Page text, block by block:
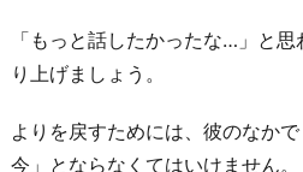
「もっと話したかったな…」と
り上げましょう。
よりを戻すためには、彼のなか
今」とならなくてはいけません。